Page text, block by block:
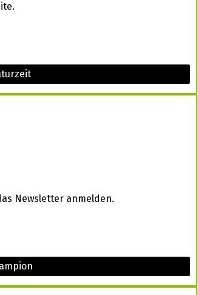
Newsletter anmelden.